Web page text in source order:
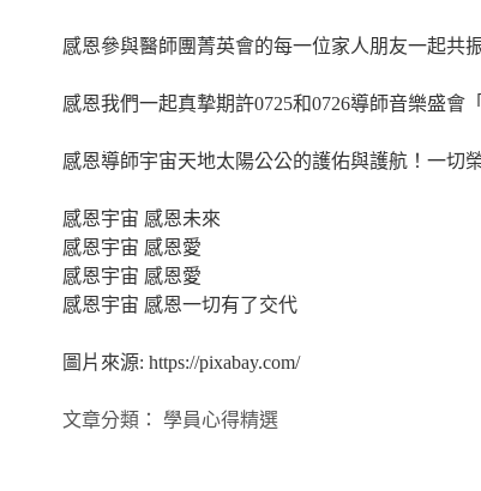
感恩參與醫師團菁英會的每一位家人朋友一起共
感恩我們一起真摯期許0725和0726導師音樂盛會
感恩導師宇宙天地太陽公公的護佑與護航！一切
感恩宇宙 感恩未來
感恩宇宙 感恩愛
感恩宇宙 感恩愛
感恩宇宙 感恩一切有了交代
圖片來源: https://pixabay.com/
文章分類： 學員心得精選